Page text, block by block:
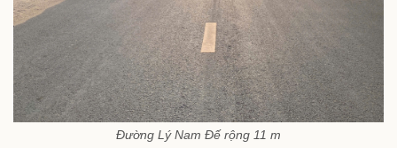
Đường Lý Nam Đế rộng 11 m